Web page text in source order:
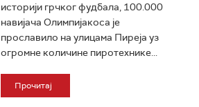
историји грчког фудбала, 100.000
навијача Олимпијакоса је
прославило на улицама Пиреја уз
огромне количине пиротехнике...
Прочитај